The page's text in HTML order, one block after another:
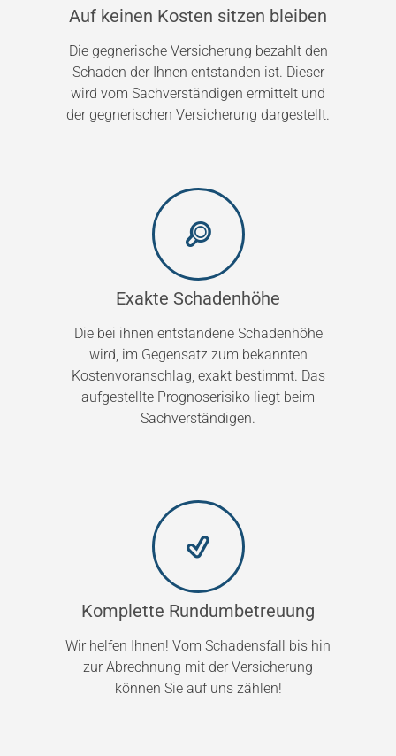
Auf keinen Kosten sitzen bleiben
Die gegnerische Versicherung bezahlt den
Schaden der Ihnen entstanden ist. Dieser
wird vom Sachverständigen ermittelt und
der gegnerischen Versicherung dargestellt.
Exakte Schadenhöhe
Die bei ihnen entstandene Schadenhöhe
wird, im Gegensatz zum bekannten
Kostenvoranschlag, exakt bestimmt. Das
aufgestellte Prognoserisiko liegt beim
Sachverständigen.
Komplette Rundumbetreuung
Wir helfen Ihnen! Vom Schadensfall bis hin
zur Abrechnung mit der Versicherung
können Sie auf uns zählen!